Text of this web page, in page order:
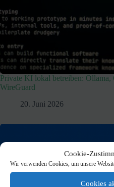
Cookie-
Wir verwenden Cookies, um unsere
Cookies
Private KI lokal betreiben: Ollama,
WireGuard
20. Juni 2026